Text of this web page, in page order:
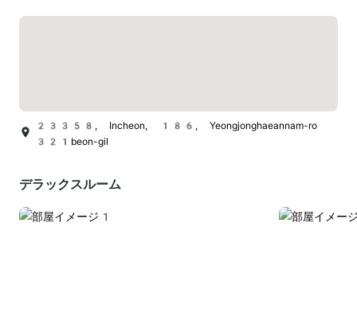
23358, Incheon, 186, Yeongjonghaeannam-ro
321beon-gil
デラックスルーム